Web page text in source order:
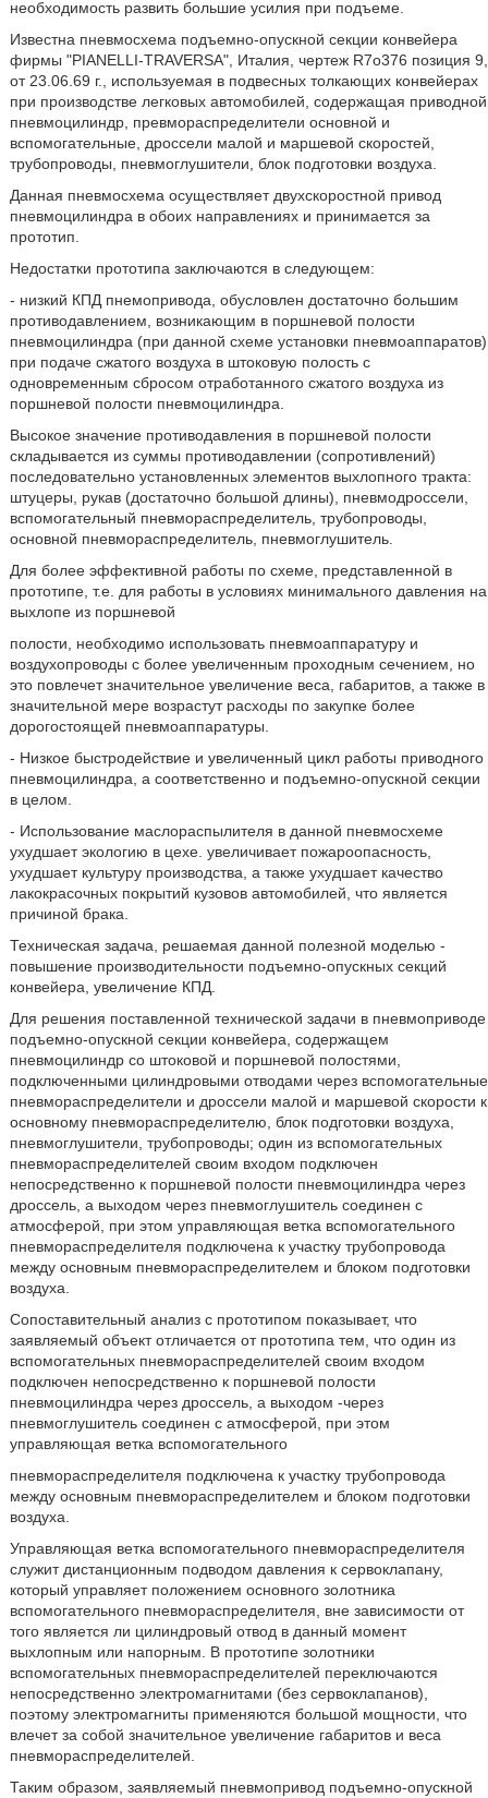
необходимость развить большие усилия при подъеме.
Известна пневмосхема подъемно-опускной секции конвейера
фирмы "PIANELLI-TRAVERSA", Италия, чертеж R7o376 позиция 9,
от 23.06.69 г., используемая в подвесных толкающих конвейерах
при производстве легковых автомобилей, содержащая приводной
пневмоцилиндр, превмораспределители основной и
вспомогательные, дроссели малой и маршевой скоростей,
трубопроводы, пневмоглушители, блок подготовки воздуха.
Данная пневмосхема осуществляет двухскоростной привод
пневмоцилиндра в обоих направлениях и принимается за
прототип.
Недостатки прототипа заключаются в следующем:
- низкий КПД пнемопривода, обусловлен достаточно большим
противодавлением, возникающим в поршневой полости
пневмоцилиндра (при данной схеме установки пневмоаппаратов)
при подаче сжатого воздуха в штоковую полость с
одновременным сбросом отработанного сжатого воздуха из
поршневой полости пневмоцилиндра.
Высокое значение противодавления в поршневой полости
складывается из суммы противодавлении (сопротивлений)
последовательно установленных элементов выхлопного тракта:
штуцеры, рукав (достаточно большой длины), пневмодроссели,
вспомогательный пневмораспределитель, трубопроводы,
основной пневмораспределитель, пневмоглушитель.
Для более эффективной работы по схеме, представленной в
прототипе, т.е. для работы в условиях минимального давления на
выхлопе из поршневой
полости, необходимо использовать пневмоаппаратуру и
воздухопроводы с более увеличенным проходным сечением, но
это повлечет значительное увеличение веса, габаритов, а также в
значительной мере возрастут расходы по закупке более
дорогостоящей пневмоаппаратуры.
- Низкое быстродействие и увеличенный цикл работы приводного
пневмоцилиндра, а соответственно и подъемно-опускной секции
в целом.
- Использование маслораспылителя в данной пневмосхеме
ухудшает экологию в цехе. увеличивает пожароопасность,
ухудшает культуру производства, а также ухудшает качество
лакокрасочных покрытий кузовов автомобилей, что является
причиной брака.
Техническая задача, решаемая данной полезной моделью -
повышение производительности подъемно-опускных секций
конвейера, увеличение КПД.
Для решения поставленной технической задачи в пневмоприводе
подъемно-опускной секции конвейера, содержащем
пневмоцилиндр со штоковой и поршневой полостями,
подключенными цилиндровыми отводами через вспомогательные
пневмораспределители и дроссели малой и маршевой скорости к
основному пневмораспределителю, блок подготовки воздуха,
пневмоглушители, трубопроводы; один из вспомогательных
пневмораспределителей своим входом подключен
непосредственно к поршневой полости пневмоцилиндра через
дроссель, а выходом через пневмоглушитель соединен с
атмосферой, при этом управляющая ветка вспомогательного
пневмораспределителя подключена к участку трубопровода
между основным пневмораспределителем и блоком подготовки
воздуха.
Сопоставительный анализ с прототипом показывает, что
заявляемый объект отличается от прототипа тем, что один из
вспомогательных пневмораспределителей своим входом
подключен непосредственно к поршневой полости
пневмоцилиндра через дроссель, а выходом -через
пневмоглушитель соединен с атмосферой, при этом
управляющая ветка вспомогательного
пневмораспределителя подключена к участку трубопровода
между основным пневмораспределителем и блоком подготовки
воздуха.
Управляющая ветка вспомогательного пневмораспределителя
служит дистанционным подводом давления к сервоклапану,
который управляет положением основного золотника
вспомогательного пневмораспределителя, вне зависимости от
того является ли цилиндровый отвод в данный момент
выхлопным или напорным. В прототипе золотники
вспомогательных пневмораспределителей переключаются
непосредственно электромагнитами (без сервоклапанов),
поэтому электромагниты применяются большой мощности, что
влечет за собой значительное увеличение габаритов и веса
пневмораспределителей.
Таким образом, заявляемый пневмопривод подъемно-опускной